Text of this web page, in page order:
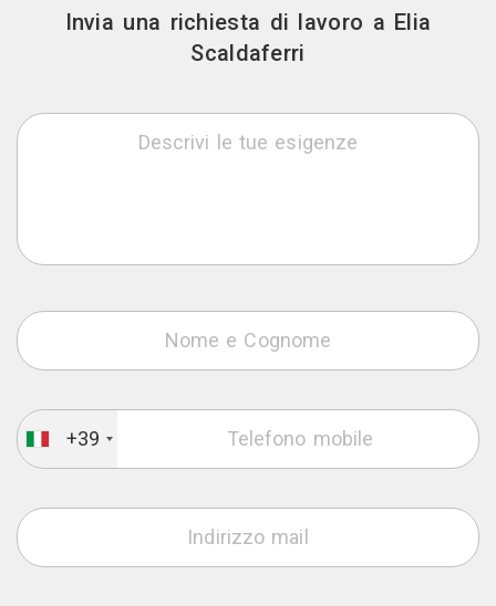
Invia una richiesta di lavoro a Elia
Scaldaferri
+39